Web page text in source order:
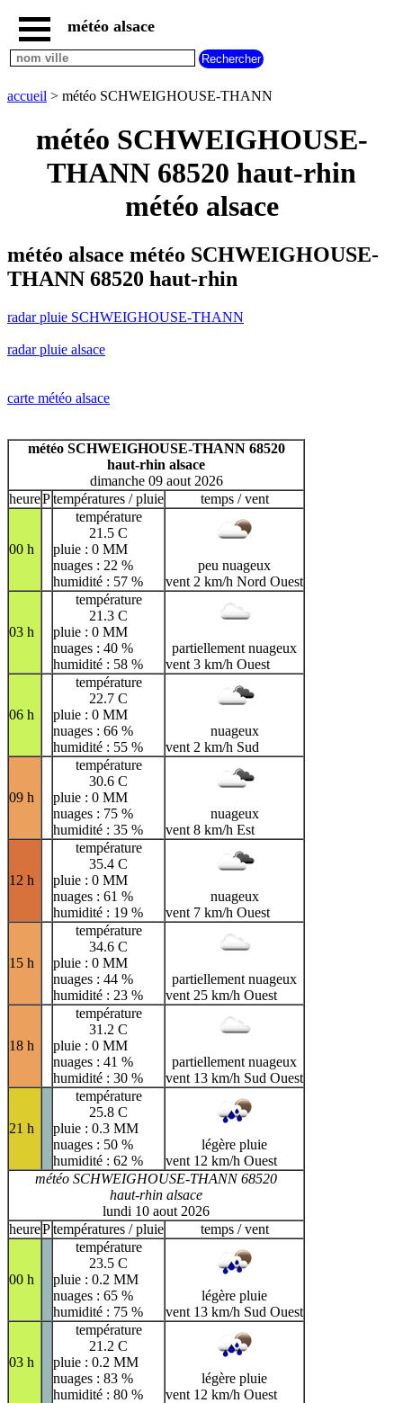
accueil
radar
SCHWEIGHOUSE-
carte
météo
france
villes
villages
commencant
A B C D E
P Q R S T
U
Z
météo alsace
accueil > météo SCHWEIGHOUSE-THANN
météo SCHWEIGHOUSE-
THANN 68520 haut-rhin
météo alsace
météo alsace météo SCHWEIGHOUSE-
THANN 68520 haut-rhin
radar pluie SCHWEIGHOUSE-THANN
radar pluie alsace
carte météo alsace
météo SCHWEIGHOUSE-THANN 68520
haut-rhin alsace
dimanche 09 aout 2026
heurePtempératures / pluie temps / vent
00 h
température
21.5 C
pluie : 0 MM
nuages : 22 %
humidité : 57 %
peu nuageux
vent 2 km/h Nord Ouest
03 h
température
21.3 C
pluie : 0 MM
nuages : 40 %
humidité : 58 %
partiellement nuageux
vent 3 km/h Ouest
06 h
température
22.7 C
pluie : 0 MM
nuages : 66 %
humidité : 55 %
nuageux
vent 2 km/h Sud
09 h
température
30.6 C
pluie : 0 MM
nuages : 75 %
humidité : 35 %
nuageux
vent 8 km/h Est
12 h
température
35.4 C
pluie : 0 MM
nuages : 61 %
humidité : 19 %
nuageux
vent 7 km/h Ouest
15 h
température
34.6 C
pluie : 0 MM
nuages : 44 %
humidité : 23 %
partiellement nuageux
vent 25 km/h Ouest
18 h
température
31.2 C
pluie : 0 MM
nuages : 41 %
humidité : 30 %
partiellement nuageux
vent 13 km/h Sud Ouest
21 h
température
25.8 C
pluie : 0.3 MM
nuages : 50 %
humidité : 62 %
légère pluie
vent 12 km/h Ouest
météo SCHWEIGHOUSE-THANN 68520
haut-rhin alsace
lundi 10 aout 2026
heurePtempératures / pluie temps / vent
00 h
température
23.5 C
pluie : 0.2 MM
nuages : 65 %
humidité : 75 %
légère pluie
vent 13 km/h Sud Ouest
03 h
température
21.2 C
pluie : 0.2 MM
nuages : 83 %
humidité : 80 %
légère pluie
vent 12 km/h Ouest